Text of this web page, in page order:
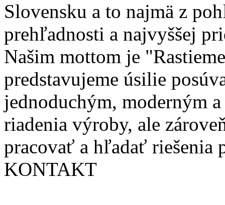
Slovensku a to najmä z
prehľadnosti a najvyššej
Našim mottom je
predstavujeme úsilie
jednoduchým, moderným
riadenia výroby, ale
pracovať a hľadať riešenia
KONTAKT